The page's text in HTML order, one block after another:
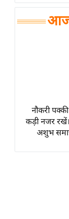
धर्म
त्योहार
विशेष
आज
नौकरी पक्की
कड़ी नजर रखें।
अशुभ